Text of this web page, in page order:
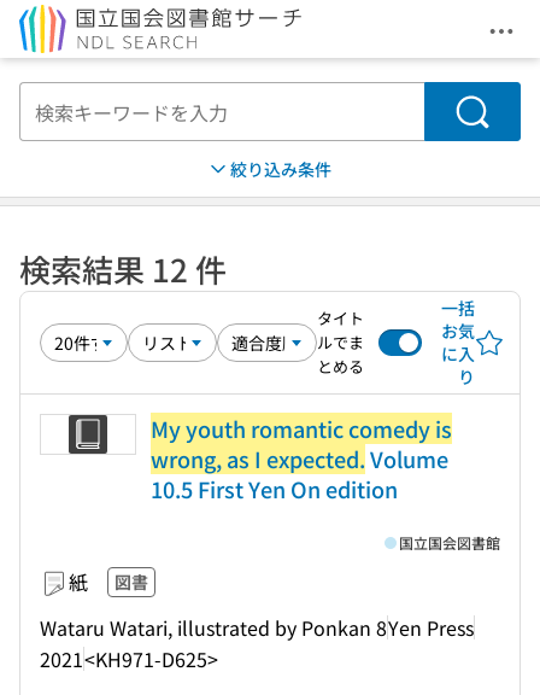
メ
検索
絞り込み条件
検索結果 12 件
タイト
ルでま
とめる
一括
お気
に入
り
My youth romantic comedy is
wrong, as I expected.Volume
10.5 First Yen On edition
紙 図書
Wataru Watari, illustrated by Ponkan 8Yen Press
2021<KH971-D625>
国立国会図書館